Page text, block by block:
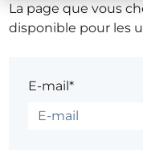
La page que vous
disponible pour les
E-mail*